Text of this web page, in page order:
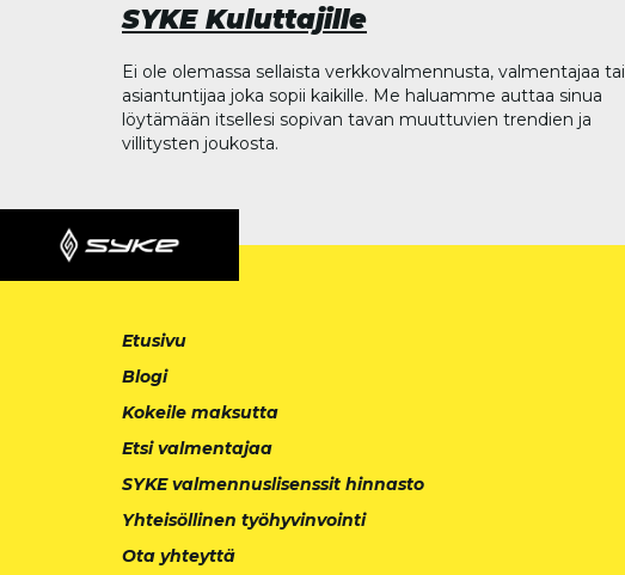
SYKE Kuluttajille
Ei ole olemassa sellaista verkkovalmennusta, valmentajaa tai
asiantuntijaa joka sopii kaikille. Me haluamme auttaa sinua
löytämään itsellesi sopivan tavan muuttuvien trendien ja
villitysten joukosta.
Etusivu
Blogi
Kokeile maksutta
Etsi valmentajaa
SYKE valmennuslisenssit hinnasto
Yhteisöllinen työhyvinvointi
Ota yhteyttä